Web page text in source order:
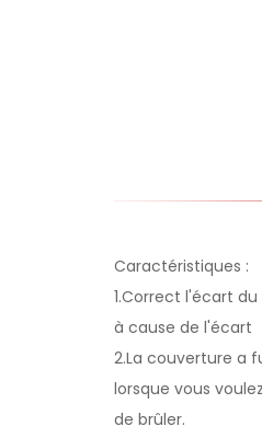
Caractéristiques :
1.Correct l'écart
à cause de l'écart
2.La couverture a
lorsque vous
de brûler.